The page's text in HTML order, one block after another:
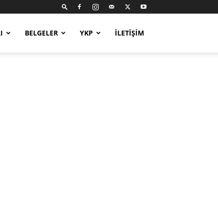
BELGELER YKP İLETIŞIM